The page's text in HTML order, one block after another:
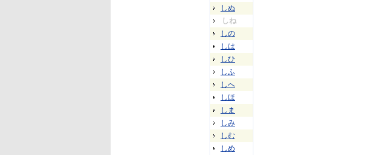
しぬ
しね
しの
しは
しひ
しふ
しへ
しほ
しま
しみ
しむ
しめ